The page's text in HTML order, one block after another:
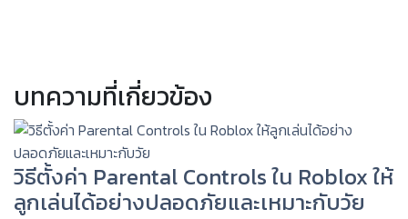
บทความที่เกี่ยวข้อง
วิธีตั้งค่า Parental Controls ใน Roblox ให้
ลูกเล่นได้อย่างปลอดภัยและเหมาะกับวัย